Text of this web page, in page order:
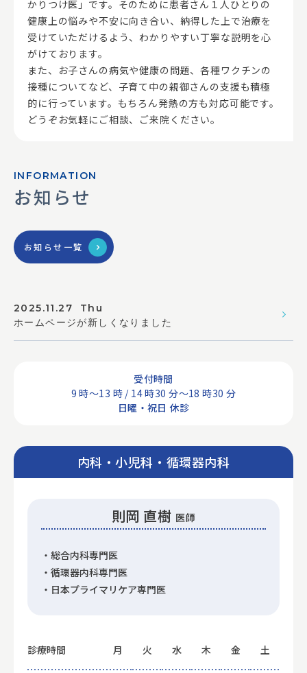
かりつけ医」です。そのために患者さん１人ひとりの
健康上の悩みや不安に向き合い、納得した上で治療を
受けていただけるよう、わかりやすい丁寧な説明を心
がけております。
また、お子さんの病気や健康の問題、各種ワクチンの
接種についてなど、子育て中の親御さんの支援も積極
的に行っています。もちろん発熱の方も対応可能です。
どうぞお気軽にご相談、ご来院ください。
INFORMATION
お知らせ
お知らせ一覧
2025.11.27 Thu
ホームページが新しくなりました
受付時間
9 時～13 時 / 14 時30 分～18 時30 分
日曜・祝日 休診
内科・小児科・循環器内科
則岡 直樹 医師
・総合内科専門医
・循環器内科専門医
・日本プライマリケア専門医
診療時間 月 火 水 木 金 土